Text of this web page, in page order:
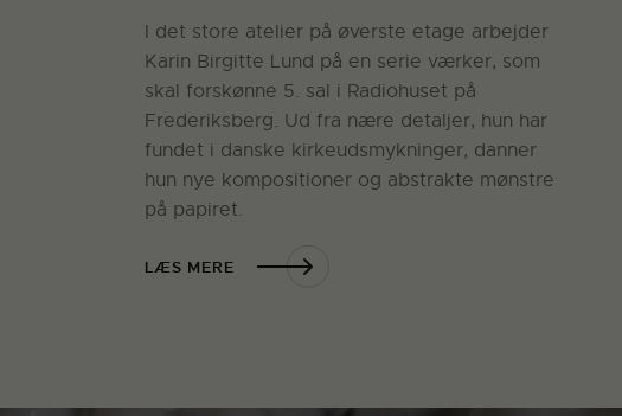
I det store atelier på øverste etage arbejder
Karin Birgitte Lund på en serie værker, som
skal forskønne 5. sal i Radiohuset på
Frederiksberg. Ud fra nære detaljer, hun har
fundet i danske kirkeudsmykninger, danner
hun nye kompositioner og abstrakte mønstre
på papiret.
LÆS MERE